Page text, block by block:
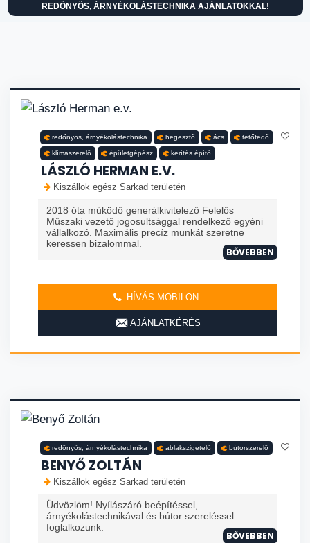
REDŐNYÖS, ÁRNYÉKOLÁSTECHNIKA AJÁNLATOKKAL!
redőnyös, árnyékolástechnika hegesztő ács tetőfedő
klímaszerelő épületgépész kerítés építő
LÁSZLÓ HERMAN E.V.
Kiszállok egész Sarkad területén
2018 óta működő generálkivitelező Felelős
Műszaki vezető jogosultsággal rendelkező egyéni
vállalkozó. Maximális precíz munkát szeretne
keressen bizalommal.
BŐVEBBEN
HÍVÁS MOBILON
AJÁNLATKÉRÉS
redőnyös, árnyékolástechnika ablakszigetelő bútorszerelő
BENYŐ ZOLTÁN
Kiszállok egész Sarkad területén
Üdvözlöm! Nyílászáró beépítéssel,
árnyékolástechnikával és bútor szereléssel
foglalkozunk.
BŐVEBBEN